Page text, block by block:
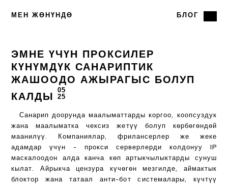
МЕН ЖӨНҮНДӨ БЛОГ
ЭМНЕ ҮЧҮН ПРОКСИЛЕР
КҮНҮМДҮК САНАРИПТИК
ЖАШООДО АЖЫРАГЫС БОЛУП
КАЛДЫ
05
25
Санарип доорунда маалыматтарды коргоо, коопсуздук
жана маалыматка чексиз жетүү болуп көрбөгөндөй
маанилүү. Компаниялар, фрилансерлер же жеке
адамдар үчүн - прокси серверлерди колдонуу IP
маскалоодон алда канча көп артыкчылыктарды сунуш
кылат. Айрыкча цензура күчөгөн мезгилде, аймактык
блоктор жана татаал анти-бот системалары, күчтүү